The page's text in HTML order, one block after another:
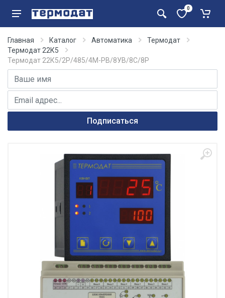
0
Главная Каталог Автоматика
Термодат
Термодат 22К5
Термодат 22К5/2Р/485/4М-PB/8УВ/8С/8Р
Имя
E-mail адрес
Подписаться